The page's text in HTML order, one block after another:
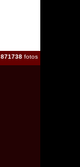
871738 fotos